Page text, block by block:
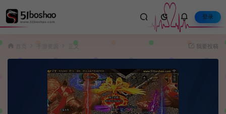
登录
手游资源 正文 我要投稿